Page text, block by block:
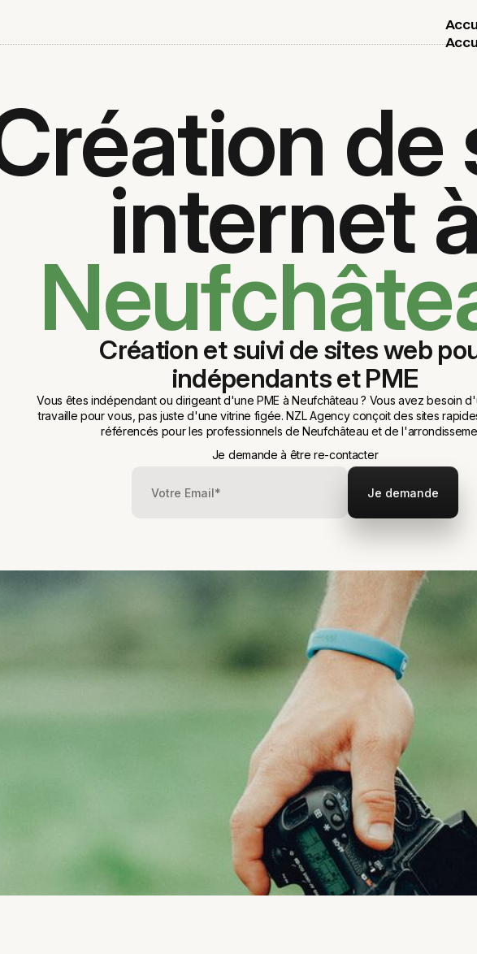
de
internet
Création et suivi de sites web
indépendants et PME
Vous êtes indépendant ou dirigeant d'une PME à Neufchâteau ? Vous avez besoin
travaille pour vous, pas juste d'une vitrine figée. NZL Agency conçoit des sites
référencés pour les professionnels de Neufchâteau et de
Je demande à être re-contacter